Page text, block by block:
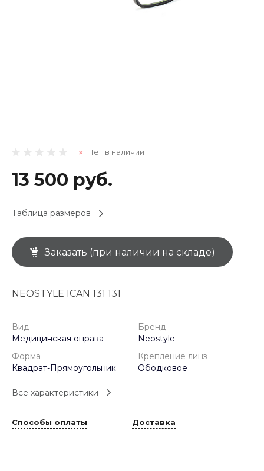
Нет в наличии
13 500 руб.
Таблица размеров
Заказать (при наличии на складе)
NEOSTYLE ICAN 131 131
Вид
Медицинская оправа
Бренд
Neostyle
Форма
Квадрат-Прямоугольник
Крепление линз
Ободковое
Все характеристики
Способы оплаты Доставка